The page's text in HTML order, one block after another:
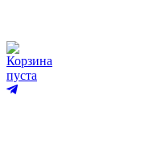
Корзина
пуста